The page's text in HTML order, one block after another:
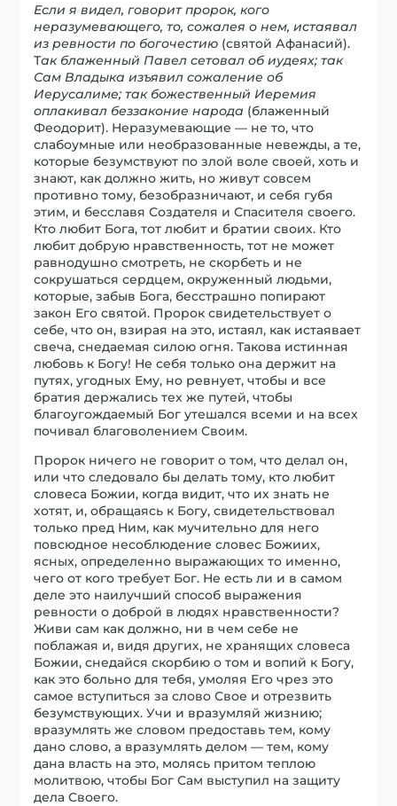
Если я видел, говорит пророк, кого
неразумевающего, то, сожалея о нем, истаявал
из ревности по богочестию (святой Афанасий).
Так блаженный Павел сетовал об иудеях; так
Сам Владыка изъявил сожаление об
Иерусалиме; так божественный Иеремия
оплакивал беззаконие народа (блаженный
Феодорит). Неразумевающие — не то, что
слабоумные или необразованные невежды, а те,
которые безумствуют по злой воле своей, хоть и
знают, как должно жить, но живут совсем
противно тому, безобразничают, и себя губя
этим, и бесславя Создателя и Спасителя своего.
Кто любит Бога, тот любит и братии своих. Кто
любит добрую нравственность, тот не может
равнодушно смотреть, не скорбеть и не
сокрушаться сердцем, окруженный людьми,
которые, забыв Бога, бесстрашно попирают
закон Его святой. Пророк свидетельствует о
себе, что он, взирая на это, истаял, как истаявает
свеча, снедаемая силою огня. Такова истинная
любовь к Богу! Не себя только она держит на
путях, угодных Ему, но ревнует, чтобы и все
братия держались тех же путей, чтобы
благоугождаемый Бог утешался всеми и на всех
почивал благоволением Своим.
Пророк ничего не говорит о том, что делал он,
или что следовало бы делать тому, кто любит
словеса Божии, когда видит, что их знать не
хотят, и, обращаясь к Богу, свидетельствовал
только пред Ним, как мучительно для него
повсюдное несоблюдение словес Божиих,
ясных, определенно выражающих то именно,
чего от кого требует Бог. Не есть ли и в самом
деле это наилучший способ выражения
ревности о доброй в людях нравственности?
Живи сам как должно, ни в чем себе не
поблажая и, видя других, не хранящих словеса
Божии, снедайся скорбию о том и вопий к Богу,
как это больно для тебя, умоляя Его чрез это
самое вступиться за слово Свое и отрезвить
безумствующих. Учи и вразумляй жизнию;
вразумлять же словом предоставь тем, кому
дано слово, а вразумлять делом — тем, кому
дана власть на это, молясь притом теплою
молитвою, чтобы Бог Сам выступил на защиту
дела Своего.